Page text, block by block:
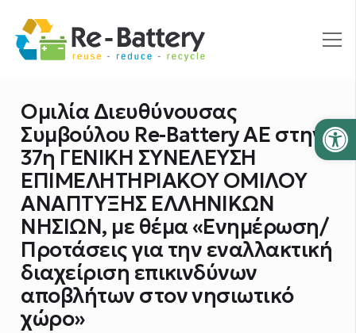
Ομιλία Διευθύνουσας
Συμβούλου Re-Battery AE στην
37η ΓΕΝΙΚΗ ΣΥΝΕΛΕΥΣΗ
ΕΠΙΜΕΛΗΤΗΡΙΑΚΟΥ ΟΜΙΛΟΥ
ΑΝΑΠΤΥΞΗΣ ΕΛΛΗΝΙΚΩΝ
ΝΗΣΙΩΝ, με θέμα «Ενημέρωση/
Προτάσεις για την εναλλακτική
διαχείριση επικινδύνων
αποβλήτων στον νησιωτικό
χώρο»